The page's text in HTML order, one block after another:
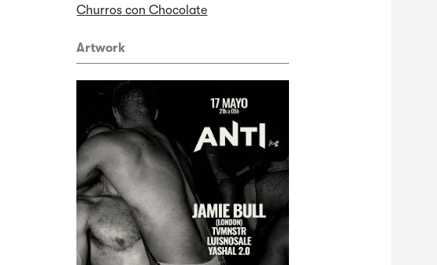
Churros con Chocolate
Artwork